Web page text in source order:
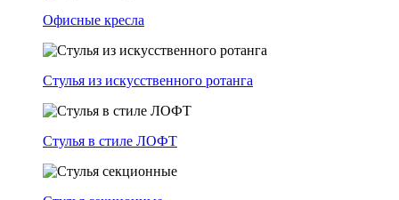
Офисные кресла
Стулья из искусственного ротанга
Стулья в стиле ЛОФТ